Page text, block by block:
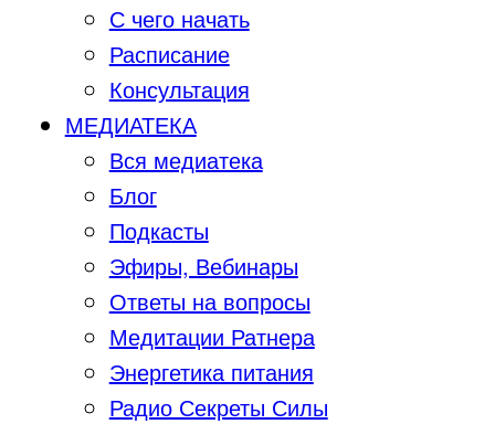
С чего начать
Расписание
Консультация
МЕДИАТЕКА
Вся медиатека
Блог
Подкасты
Эфиры, Вебинары
Ответы на вопросы
Медитации Ратнера
Энергетика питания
Радио Секреты Силы